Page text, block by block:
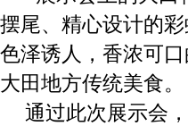
摆尾、精心设计的
色泽诱人，香浓可
大田地方传统美食。
通过此次展示会